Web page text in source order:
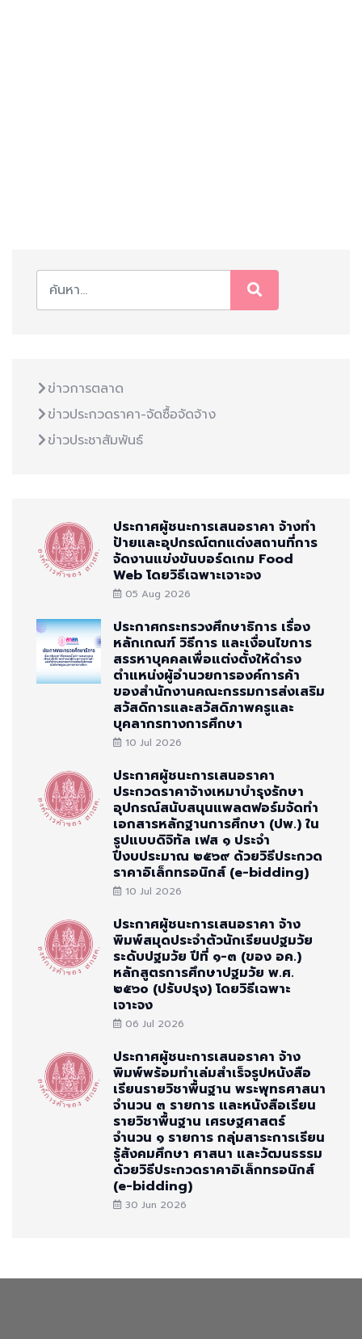
ข่าวการตลาด
ข่าวประกวดราคา-จัดซื้อจัดจ้าง
ข่าวประชาสัมพันธ์
ประกาศผู้ชนะการเสนอราคา จ้างทำ
ป้ายและอุปกรณ์ตกแต่งสถานที่การ
จัดงานแข่งขันบอร์ดเกม Food
Web โดยวิธีเฉพาะเจาะจง
05 Aug 2026
ประกาศกระทรวงศึกษาธิการ เรื่อง
หลักเกณฑ์ วิธีการ และเงื่อนไขการ
สรรหาบุคคลเพื่อแต่งตั้งให้ดำรง
ตำแหน่งผู้อำนวยการองค์การค้า
ของสำนักงานคณะกรรมการส่งเสริม
สวัสดิการและสวัสดิภาพครูและ
บุคลากรทางการศึกษา
10 Jul 2026
ประกาศผู้ชนะการเสนอราคา
ประกวดราคาจ้างเหมาบำรุงรักษา
อุปกรณ์สนับสนุนแพลตฟอร์มจัดทำ
เอกสารหลักฐานการศึกษา (ปพ.) ใน
รูปแบบดิจิทัล เฟส ๑ ประจำ
ปีงบประมาณ ๒๕๖๙ ด้วยวิธีประกวด
ราคาอิเล็กทรอนิกส์ (e-bidding)
10 Jul 2026
ประกาศผู้ชนะการเสนอราคา จ้าง
พิมพ์สมุดประจำตัวนักเรียนปฐมวัย
ระดับปฐมวัย ปีที่ ๑-๓ (ของ อค.)
หลักสูตรการศึกษาปฐมวัย พ.ศ.
๒๕๖๐ (ปรับปรุง) โดยวิธีเฉพาะ
เจาะจง
06 Jul 2026
ประกาศผู้ชนะการเสนอราคา จ้าง
พิมพ์พร้อมทำเล่มสำเร็จรูปหนังสือ
เรียนรายวิชาพื้นฐาน พระพุทธศาสนา
จำนวน ๓ รายการ และหนังสือเรียน
รายวิชาพื้นฐาน เศรษฐศาสตร์
จำนวน ๑ รายการ กลุ่มสาระการเรียน
รู้สังคมศึกษา ศาสนา และวัฒนธรรม
ด้วยวิธีประกวดราคาอิเล็กทรอนิกส์
(e-bidding)
30 Jun 2026